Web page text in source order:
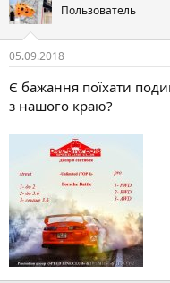
Пользователь
05.09.2018
Є бажання поїхати
з нашого краю?